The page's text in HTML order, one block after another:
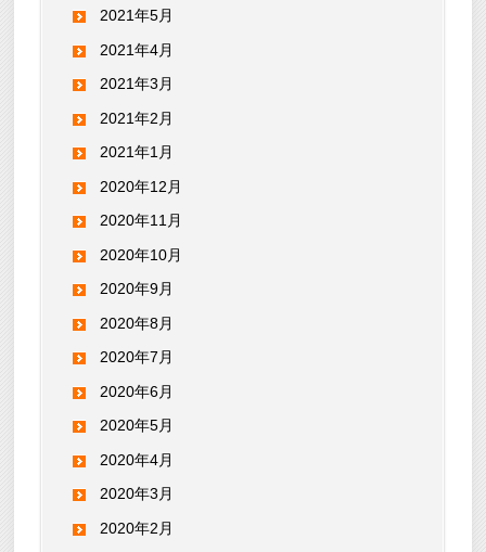
2021年5月
2021年4月
2021年3月
2021年2月
2021年1月
2020年12月
2020年11月
2020年10月
2020年9月
2020年8月
2020年7月
2020年6月
2020年5月
2020年4月
2020年3月
2020年2月